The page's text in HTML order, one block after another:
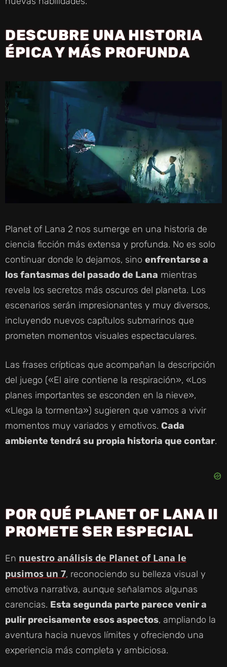
DESCUBRE UNA HISTORIA
ÉPICA Y MÁS PROFUNDA
Planet of Lana 2 nos sumerge en una historia de
ciencia ficción más extensa y profunda. No es solo
continuar donde lo dejamos, sino enfrentarse a
los fantasmas del pasado de Lana mientras
revela los secretos más oscuros del planeta. Los
escenarios serán impresionantes y muy diversos,
incluyendo nuevos capítulos submarinos que
prometen momentos visuales espectaculares.
Las frases crípticas que acompañan la descripción
del juego («El aire contiene la respiración», «Los
planes importantes se esconden en la nieve»,
«Llega la tormenta») sugieren que vamos a vivir
momentos muy variados y emotivos. Cada
ambiente tendrá su propia historia que contar.
POR QUÉ PLANET OF LANA II
PROMETE SER ESPECIAL
En nuestro análisis de Planet of Lana le
pusimos un 7, reconociendo su belleza visual y
emotiva narrativa, aunque señalamos algunas
carencias. Esta segunda parte parece venir a
pulir precisamente esos aspectos, ampliando la
aventura hacia nuevos límites y ofreciendo una
experiencia más completa y ambiciosa.